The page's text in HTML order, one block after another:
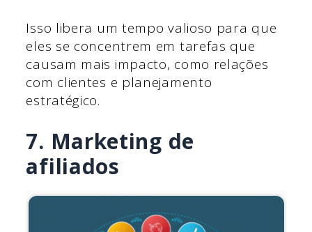
Isso libera um tempo valioso para que
eles se concentrem em tarefas que
causam mais impacto, como relações
com clientes e planejamento
estratégico.
7. Marketing de
afiliados